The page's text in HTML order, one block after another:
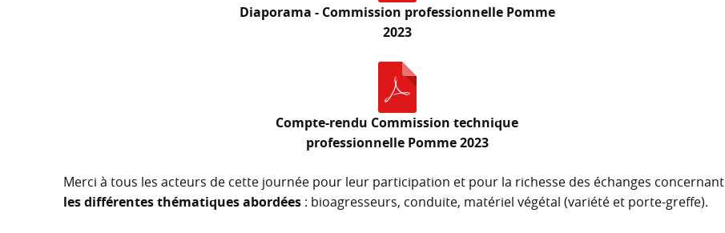
Diaporama - Commission professionnelle Pomme
2023
Compte-rendu Commission technique
professionnelle Pomme 2023
Merci à tous les acteurs de cette journée pour leur participation et pour la richesse des échanges concernant
les différentes thématiques abordées : bioagresseurs, conduite, matériel végétal (variété et porte-greffe).